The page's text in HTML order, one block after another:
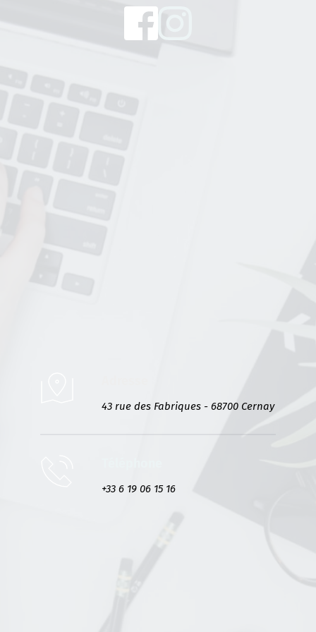
43 rue des Fabriques - 68700 Cernay
+33 6 19 06 15 16